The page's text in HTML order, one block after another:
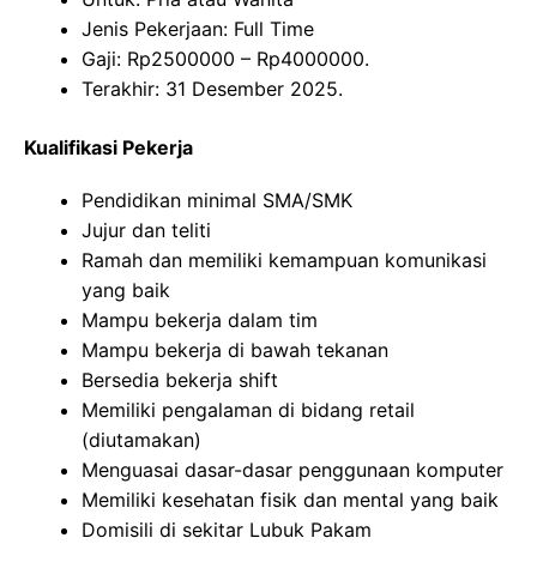
Jenis Pekerjaan: Full Time
Gaji: Rp2500000 – Rp4000000.
Terakhir: 31 Desember 2025.
Kualifikasi Pekerja
Pendidikan minimal SMA/SMK
Jujur dan teliti
Ramah dan memiliki kemampuan komunikasi
yang baik
Mampu bekerja dalam tim
Mampu bekerja di bawah tekanan
Bersedia bekerja shift
Memiliki pengalaman di bidang retail
(diutamakan)
Menguasai dasar-dasar penggunaan komputer
Memiliki kesehatan fisik dan mental yang baik
Domisili di sekitar Lubuk Pakam